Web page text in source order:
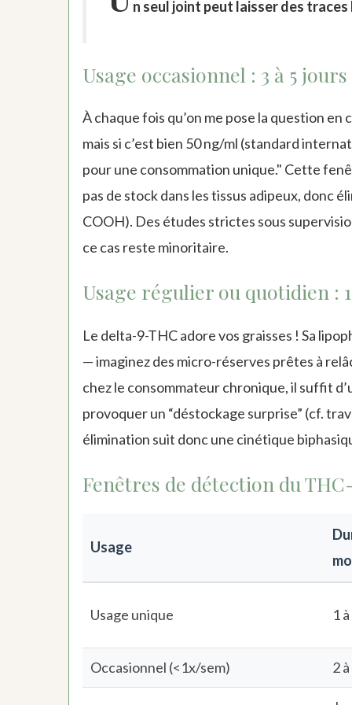
n seul joint peut laisser des traces
Usage occasionnel : 3 à 5
À chaque fois qu’on me pose la question
mais si c’est bien 50 ng/ml (standard
pour une consommation unique." Cette
pas de stock dans les tissus adipeux, donc
COOH). Des études strictes sous
ce cas reste minoritaire.
Usage régulier ou quotidien :
Le delta-9-THC adore vos graisses ! Sa
— imaginez des micro-réserves prêtes à
chez le consommateur chronique, il suffit
provoquer un “déstockage surprise” (cf.
élimination suit donc une cinétique
Fenêtres de détection du
Usage
Usage unique 1
Occasionnel (<1x/sem) 2